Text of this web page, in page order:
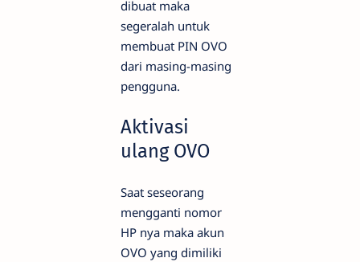
dibuat maka
segeralah untuk
membuat PIN OVO
dari masing-masing
pengguna.
Aktivasi
ulang OVO
Saat seseorang
mengganti nomor
HP nya maka akun
OVO yang dimiliki